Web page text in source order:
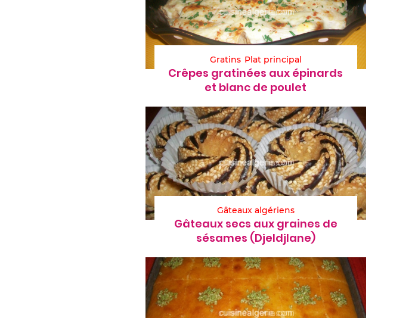
Gratins Plat principal
Crêpes gratinées aux épinards
et blanc de poulet
Gâteaux algériens
Gâteaux secs aux graines de
sésames (Djeldjlane)